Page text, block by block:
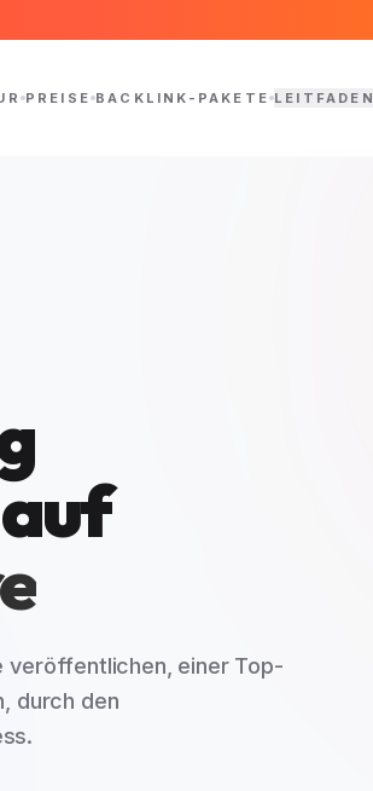
PREISE BACKLINK-PAKETE LEITFADEN
veröffentlichen, einer Top-
durch den